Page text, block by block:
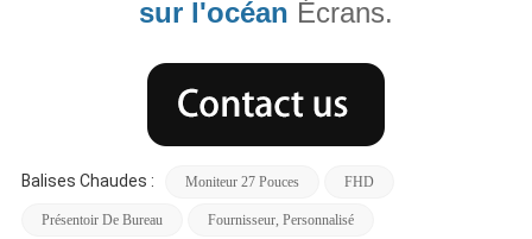
sur l'océan Écrans.
Balises Chaudes : Moniteur 27 Pouces FHD
Présentoir De Bureau Fournisseur, Personnalisé